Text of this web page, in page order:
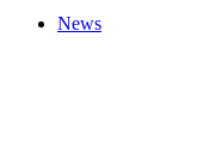
News